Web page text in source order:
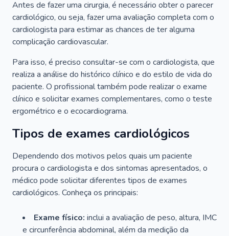
Antes de fazer uma cirurgia, é necessário obter o parecer
cardiológico, ou seja, fazer uma avaliação completa com o
cardiologista para estimar as chances de ter alguma
complicação cardiovascular.
Para isso, é preciso consultar-se com o cardiologista, que
realiza a análise do histórico clínico e do estilo de vida do
paciente. O profissional também pode realizar o exame
clínico e solicitar exames complementares, como o teste
ergométrico e o ecocardiograma.
Tipos de exames cardiológicos
Dependendo dos motivos pelos quais um paciente
procura o cardiologista e dos sintomas apresentados, o
médico pode solicitar diferentes tipos de exames
cardiológicos. Conheça os principais:
Exame físico: inclui a avaliação de peso, altura, IMC
e circunferência abdominal, além da medição da